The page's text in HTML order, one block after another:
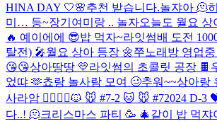
HINA DAY 🤍🌸추천 받습니다.놀쟈아 🫠
미… 등~장기여미랑 .. 놀자오늘도 월요 상
🔥 예이에에 😎밥 먹자~라잇썸배 도전
탈전) 🎤월요 상아 등장 🌼쭈노래방 영업
😘😘상아땅땅 💛라잇썸의 초콜릿 공장 🍫
었땨 🫶쵸랑 놀사람 모여 🥴추워~~상아랑
사라암 🙆‍♀️🙆‍♂️🐱 🐭 #7-2 🐱 🐭 #72024 D-3
다..! 🫠크리스마스 파티 🥳 🎄같이 밥 먹